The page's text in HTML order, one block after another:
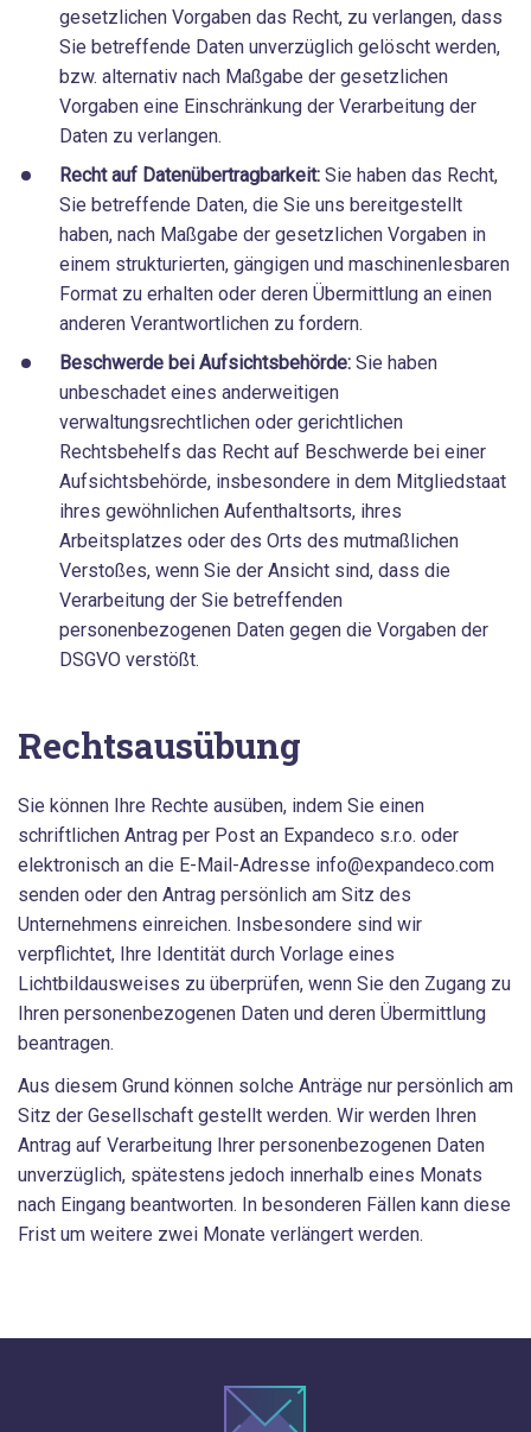
gesetzlichen Vorgaben das Recht, zu verlangen, dass
Sie betreffende Daten unverzüglich gelöscht werden,
bzw. alternativ nach Maßgabe der gesetzlichen
Vorgaben eine Einschränkung der Verarbeitung der
Daten zu verlangen.
Recht auf Datenübertragbarkeit: Sie haben das Recht,
Sie betreffende Daten, die Sie uns bereitgestellt
haben, nach Maßgabe der gesetzlichen Vorgaben in
einem strukturierten, gängigen und maschinenlesbaren
Format zu erhalten oder deren Übermittlung an einen
anderen Verantwortlichen zu fordern.
Beschwerde bei Aufsichtsbehörde: Sie haben
unbeschadet eines anderweitigen
verwaltungsrechtlichen oder gerichtlichen
Rechtsbehelfs das Recht auf Beschwerde bei einer
Aufsichtsbehörde, insbesondere in dem Mitgliedstaat
ihres gewöhnlichen Aufenthaltsorts, ihres
Arbeitsplatzes oder des Orts des mutmaßlichen
Verstoßes, wenn Sie der Ansicht sind, dass die
Verarbeitung der Sie betreffenden
personenbezogenen Daten gegen die Vorgaben der
DSGVO verstößt.
Rechtsausübung
Sie können Ihre Rechte ausüben, indem Sie einen
schriftlichen Antrag per Post an Expandeco s.r.o. oder
elektronisch an die E-Mail-Adresse info@expandeco.com
senden oder den Antrag persönlich am Sitz des
Unternehmens einreichen. Insbesondere sind wir
verpflichtet, Ihre Identität durch Vorlage eines
Lichtbildausweises zu überprüfen, wenn Sie den Zugang zu
Ihren personenbezogenen Daten und deren Übermittlung
beantragen.
Aus diesem Grund können solche Anträge nur persönlich am
Sitz der Gesellschaft gestellt werden. Wir werden Ihren
Antrag auf Verarbeitung Ihrer personenbezogenen Daten
unverzüglich, spätestens jedoch innerhalb eines Monats
nach Eingang beantworten. In besonderen Fällen kann diese
Frist um weitere zwei Monate verlängert werden.